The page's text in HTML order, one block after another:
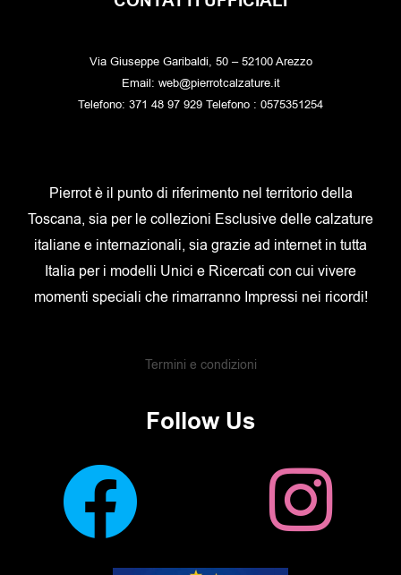
Via Giuseppe Garibaldi, 50 – 52100 Arezzo
Email: web@pierrotcalzature.it
Telefono: 371 48 97 929 Telefono : 0575351254
Pierrot è il punto di riferimento nel territorio della
Toscana, sia per le collezioni Esclusive delle calzature
italiane e internazionali, sia grazie ad internet in tutta
Italia per i modelli Unici e Ricercati con cui vivere
momenti speciali che rimarranno Impressi nei ricordi!
Termini e condizioni
Follow Us